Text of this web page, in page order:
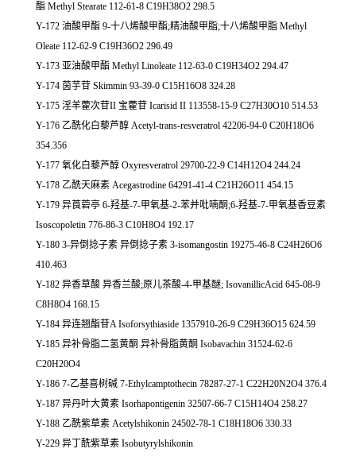
酯 Methyl Stearate 112-61-8 C19H38O2 298.5
Y-172 油酸甲酯 9-十八烯酸甲酯;精油酸甲脂;十八烯酸甲脂 Methyl
Oleate 112-62-9 C19H36O2 296.49
Y-173 亚油酸甲酯 Methyl Linoleate 112-63-0 C19H34O2 294.47
Y-174 茵芋苷 Skimmin 93-39-0 C15H16O8 324.28
Y-175 淫羊藿次苷II 宝藿苷 Icarisid II 113558-15-9 C27H30O10 514.53
Y-176 乙酰化白藜芦醇 Acetyl-trans-resveratrol 42206-94-0 C20H18O6
354.356
Y-177 氧化白藜芦醇 Oxyresveratrol 29700-22-9 C14H12O4 244.24
Y-178 乙酰天麻素 Acegastrodine 64291-41-4 C21H26O11 454.15
Y-179 异莨菪亭 6-羟基-7-甲氧基-2-苯并吡喃酮;6-羟基-7-甲氧基香豆素
Isoscopoletin 776-86-3 C10H8O4 192.17
Y-180 3-异倒捻子素 异倒捻子素 3-isomangostin 19275-46-8 C24H26O6
410.463
Y-182 异香草酸 异香兰酸;原儿茶酸-4-甲基醚; IsovanillicAcid 645-08-9
C8H8O4 168.15
Y-184 异连翘酯苷A Isoforsythiaside 1357910-26-9 C29H36O15 624.59
Y-185 异补骨脂二氢黄酮 异补骨脂黄酮 Isobavachin 31524-62-6
C20H20O4
Y-186 7-乙基喜树碱 7-Ethylcamptothecin 78287-27-1 C22H20N2O4 376.4
Y-187 异丹叶大黄素 Isorhapontigenin 32507-66-7 C15H14O4 258.27
Y-188 乙酰紫草素 Acetylshikonin 24502-78-1 C18H18O6 330.33
Y-229 异丁酰紫草素 Isobutyrylshikonin